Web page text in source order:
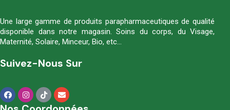
Une large gamme de produits parapharmaceutiques de qualité
disponible dans notre magasin. Soins du corps, du Visage,
Maternité, Solaire, Minceur, Bio, etc…
Suivez-Nous Sur